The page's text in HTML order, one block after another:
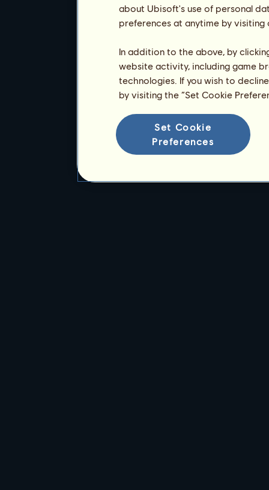
about Ubisoft's use of personal
preferences at anytime by
In addition to the above, by
website activity, including game
technologies. If you wish to
by visiting the “Set Cookie
Set Cookie
Preferences